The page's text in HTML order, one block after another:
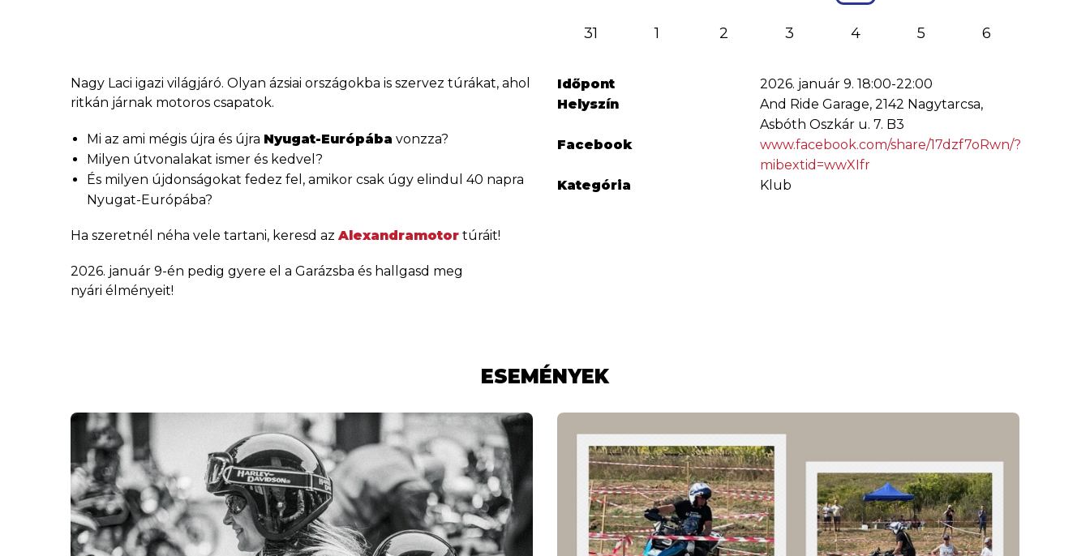
31 1 2 3 4 5 6
Időpont
2026. január 9. 18:00-22:00
Helyszín
And Ride Garage, 2142 Nagytarcsa,
Asbóth Oszkár u. 7. B3
Facebook
www.facebook.com/share/17dzf7oRwn/?
mibextid=wwXIfr
Kategória
Klub
Nagy Laci igazi világjáró. Olyan ázsiai országokba is szervez túrákat, ahol
ritkán járnak motoros csapatok.
Mi az ami mégis újra és újra Nyugat-Európába vonzza?
Milyen útvonalakat ismer és kedvel?
És milyen újdonságokat fedez fel, amikor csak úgy elindul 40 napra
Nyugat-Európába?
Ha szeretnél néha vele tartani, keresd az Alexandramotor túráit!
2026. január 9-én pedig gyere el a Garázsba és hallgasd meg
nyári élményeit!
ESEMÉNYEK